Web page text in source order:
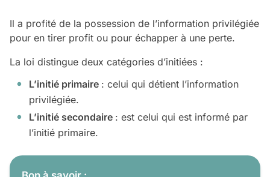
Il a profité de la possession de l’information privilégiée
pour en tirer profit ou pour échapper à une perte.
La loi distingue deux catégories d’initiées :
L’initié primaire : celui qui détient l’information
privilégiée.
L’initié secondaire : est celui qui est informé par
l’initié primaire.